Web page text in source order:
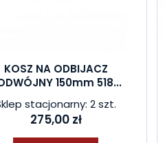
KOSZ NA ODBIJACZ
150mm 518...
stacjonarny: 2 szt.
275,00 zł